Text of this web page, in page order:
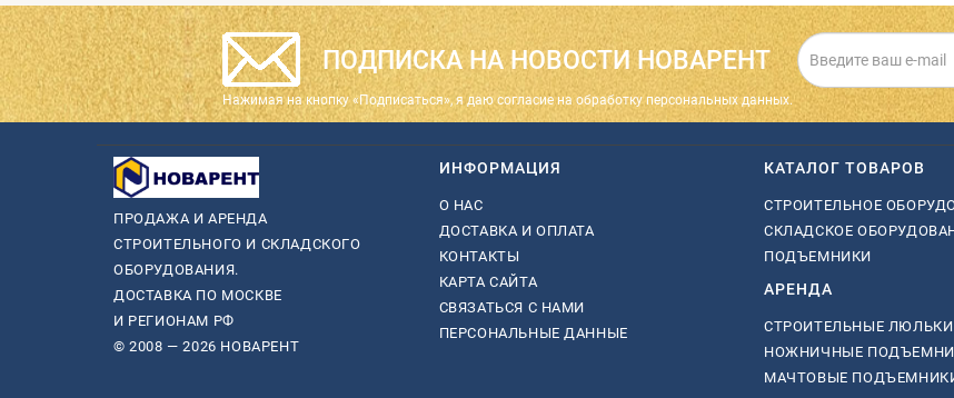
ПОДПИСКА НА НОВОСТИ НОВАРЕНТ
Нажимая на кнопку «Подписаться», я даю cогласие на обработку персональных данных.
ПРОДАЖА И АРЕНДА
СТРОИТЕЛЬНОГО И СКЛАДСКОГО
ОБОРУДОВАНИЯ.
ДОСТАВКА ПО МОСКВЕ
И РЕГИОНАМ РФ
© 2008 — 2026 НОВАРЕНТ
ИНФОРМАЦИЯ
О НАС
ДОСТАВКА И ОПЛАТА
КОНТАКТЫ
КАРТА САЙТА
СВЯЗАТЬСЯ С НАМИ
ПЕРСОНАЛЬНЫЕ ДАННЫЕ
КАТАЛОГ ТОВАРОВ
СТРОИТЕЛЬНОЕ
СКЛАДСКОЕ
ПОДЪЕМНИКИ
АРЕНДА
СТРОИТЕЛЬНЫЕ ЛЮЛЬКИ
НОЖНИЧНЫЕ
МАЧТОВЫЕ